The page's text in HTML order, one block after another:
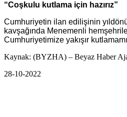
“Coşkulu kutlama için hazırız”
Cumhuriyetin ilan edilişinin
kavşağında Menemenli
Cumhuriyetimize yakışır
Kaynak: (BYZHA) – Beyaz Haber
28-10-2022